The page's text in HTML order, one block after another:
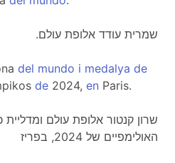
.שמרית עודד אלופת עולם
del mundo i medalya de
de 2024, en Paris.
האולימפיים של 2024, בפריז